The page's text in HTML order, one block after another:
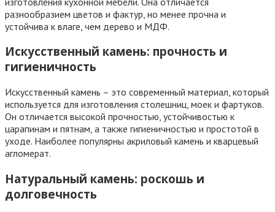
разнообразием цветов и фактур, но менее прочна и
устойчива к влаге, чем дерево и МДФ.
Искусственный камень: прочность и
гигиеничность
Искусственный камень – это современный материал, который
используется для изготовления столешниц, моек и фартуков.
Он отличается высокой прочностью, устойчивостью к
царапинам и пятнам, а также гигиеничностью и простотой в
уходе. Наиболее популярны акриловый камень и кварцевый
агломерат.
Натуральный камень: роскошь и
долговечность